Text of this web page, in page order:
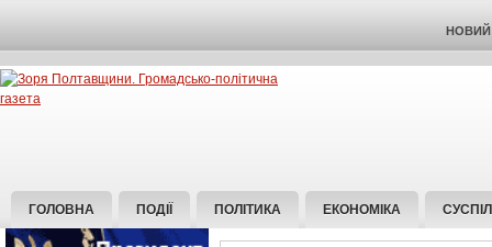
НОВИЙ
ГОЛОВНА ПОДІЇ ПОЛІТИКА ЕКОНОМІКА